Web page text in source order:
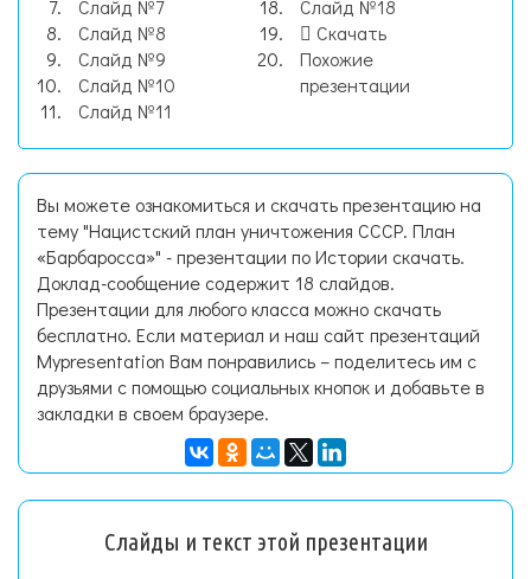
Слайд №7
Слайд №8
Слайд №9
Слайд №10
Слайд №11
Слайд №18
Скачать
Похожие
презентации
Вы можете ознакомиться и скачать презентацию на
тему "Нацистский план уничтожения СССР. План
«Барбаросса»" - презентации по Истории скачать.
Доклад-сообщение содержит 18 слайдов.
Презентации для любого класса можно скачать
бесплатно. Если материал и наш сайт презентаций
Mypresentation Вам понравились – поделитесь им с
друзьями с помощью социальных кнопок и добавьте в
закладки в своем браузере.
Слайды и текст этой презентации